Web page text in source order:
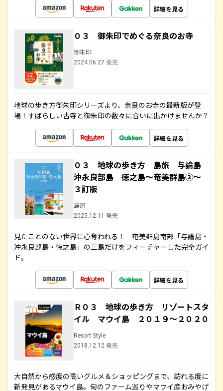
詳細を見る
０３ 御朱印でめぐる奈良のお寺
御朱印
2024.06.27 発売
地球の歩き方御朱印シリーズより、奈良のお寺の最新版が登
場！すばらしい古寺と御朱印の数々に合いに出かけませんか？
詳細を見る
０３ 地球の歩き方 島旅 与論島
沖永良部島 徳之島～奄美群島②～
３訂版
島旅
2025.12.11 発売
見たことのない世界に心奪われる！ 奄美群島南部「与論島・
沖永良部島・徳之島」の三島だけをフィーチャーした完全ガイ
ド。
詳細を見る
Ｒ０３ 地球の歩き方 リゾートスタ
イル マウイ島 ２０１９～２０２０
Resort Style
2018.12.12 発売
大自然から感度の高いグルメ＆ショッピングまで、訪れる度に
新発見があるマウイ島。旬のファーム巡りやマウイ産おみやげ